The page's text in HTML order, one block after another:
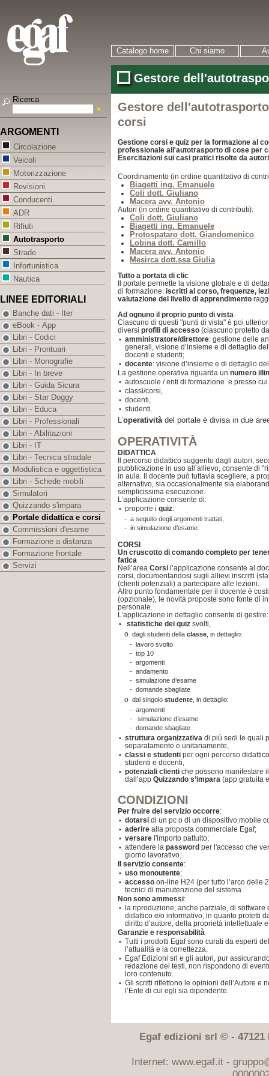
Catalogo home Chi siamo
Gestore
Gestore
corsi
Gestione corsi e quiz per la formazione al
professionale all'autotrasporto di cose per
Esercitazioni sui casi pratici risolte da
Coordinamento (in ordine quantitativo di
Biagetti ing. Emanuele
Coli dott. Giuliano
Macera avv. Antonio
Autori (in ordine quantitativo di contributi):
Coli dott. Giuliano
Biagetti ing. Emanuele
Protospataro dott. Giandomenico
Lobina dott. Camillo
Macera avv. Antonio
Mesirca dott.ssa Giulia
Tutto a portata di clic
Il portale permette la visione globale e di
di formazione: iscritti al corso, frequenze,
valutazione del livello di apprendimento
Ad ognuno il proprio punto di vista
Ciascuno di questi "punti di vista" è poi
diversi profili di accesso (ciascuno protetto
• amministratore/direttore: gestione delle
generali, visione d’insieme e di dettaglio
docenti e studenti;
• docente: visione d’insieme e di dettaglio
La gestione operativa riguarda un numero
• autoscuole / enti di formazione e presso
• classi/corsi,
• docenti,
• studenti.
L’operativitàdel portale è divisa in due
OPERATIVITÀ
DIDATTICA
Il percorso didattico suggerito dagli autori,
pubblicazione in uso all’allievo, consente di
in aula. Il docente può tuttavia scegliere, a
alternativo, sia occasionalmente sia
semplicissima esecuzione.
L’applicazione consente di:
• proporre i quiz:
- a seguito degli argomenti trattati,
- in simulazione d’esame.
CORSI
Un cruscotto di comando completo per
fatica
Nell’area Corsi l’applicazione consente al
corsi, documentandosi sugli allievi inscritti
(clienti potenziali) a partecipare alle lezioni.
Altro punto fondamentale per il docente è
(opzionale), le novità proposte sono fonte di
personale.
L’applicazione in dettaglio consente di gestire:
• statistiche dei quiz svolti,
o dagli studenti della classe , in dettaglio:
- lavoro svolto
- top 10
- argomenti
- andamento
- simulazione d’esame
- domande sbagliate
o dal singolo studente , in dettaglio:
- argomenti
-
simulazione d’esame
- domande sbagliate
• struttura organizzativa di più sedi le quali
separatamente e unitariamente,
• classi e studenti per ogni percorso
studenti e docenti,
• potenziali clienti che possono manifestare
dall’app Quizzando s’impara (app gratuita
CONDIZIONI
Per fruire del servizio occorre:
• dotarsi di un pc o di un dispositivo mobile
• aderire alla proposta commerciale Egaf;
• versare l'importo pattuito;
• attendere la password per l'accesso che
giorno lavorativo.
Il servizio consente:
• uso monoutente;
• accesso on-line H24 (per tutto l’arco delle
tecnici di manutenzione del sistema.
Non sono ammessi:
•
la riproduzione, anche parziale, di
didattico e/o informativo, in quanto protetti
diritto d’autore, della proprietà intellettuale
Garanzie e responsabilità
• Tutti i prodotti Egaf sono curati da esperti
l’attualità e la correttezza.
•
Egaf Edizioni srl e gli autori, pur
redazione dei testi, non rispondono di
loro contenuto.
• Gli scritti riflettono le opinioni dell’Autore e
l’Ente di cui egli sia dipendente.
Egaf edizioni srl © - 47121
Internet: www.egaf.it -
Ricerca
ARGOMENTI
Circolazione
Veicoli
Motorizzazione
Revisioni
Conducenti
ADR
Rifiuti
Autotrasporto
Strade
Infortunistica
Nautica
LINEE EDITORIALI
Banche dati - Iter
eBook - App
Libri - Codici
Libri - Prontuari
Libri - Monografie
Libri - In breve
Libri - Guida Sicura
Libri - Star Doggy
Libri - Educa
Libri - Professionali
Libri - Abilitazioni
Libri - IT
Libri - Tecnica stradale
Modulistica e oggettistica
Libri - Schede mobili
Simulatori
Quizzando s'impara
Portale didattica e corsi
Commissioni d'esame
Formazione a distanza
Formazione frontale
Servizi